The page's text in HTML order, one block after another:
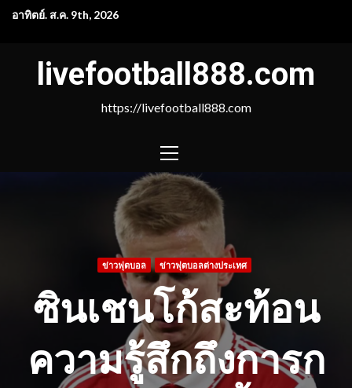
Skipอาทิตย์. ส.ค. 9th, 2026
livefootball888.com
https://livefootball888.com
PRIMARY
MENU
ข่าวฟุตบอล ข่าวฟุตบอลต่างประเทศ
ซินเชนโก้สะท้อน
ความรู้สึกถึงการก